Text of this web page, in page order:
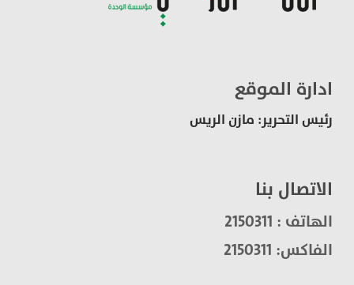
ادارة الموقع
رئيس التحرير: مازن الريس
الاتصال بنا
الهاتف : 2150311
الفاكس: 2150311